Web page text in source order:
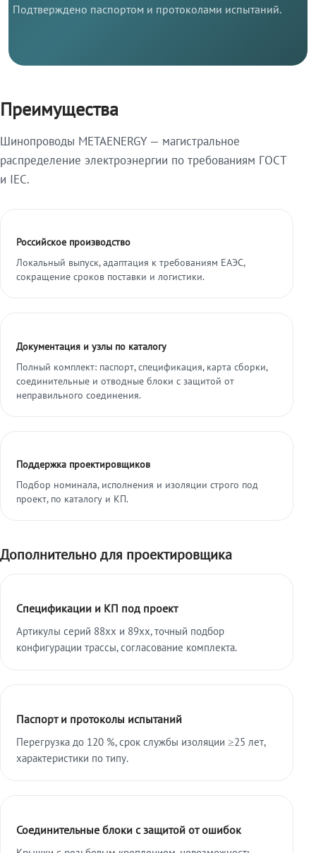
Подтверждено паспортом и протоколами испытаний.
Преимущества
Шинопроводы METAENERGY — магистральное
распределение электроэнергии по требованиям ГОСТ
и IEC.
Российское производство
Локальный выпуск, адаптация к требованиям ЕАЭС,
сокращение сроков поставки и логистики.
Документация и узлы по каталогу
Полный комплект: паспорт, спецификация, карта сборки,
соединительные и отводные блоки с защитой от
неправильного соединения.
Поддержка проектировщиков
Подбор номинала, исполнения и изоляции строго под
проект, по каталогу и КП.
Дополнительно для проектировщика
Спецификации и КП под проект
Артикулы серий 88xx и 89xx, точный подбор
конфигурации трассы, согласование комплекта.
Паспорт и протоколы испытаний
Перегрузка до 120 %, срок службы изоляции ≥25 лет,
характеристики по типу.
Соединительные блоки с защитой от ошибок